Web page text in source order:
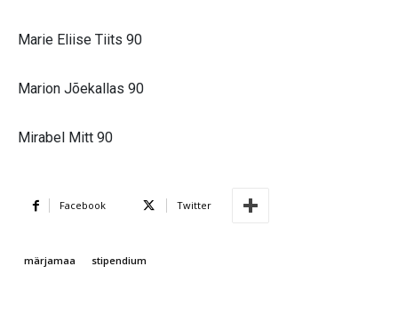
Marie Eliise Tiits 90
Marion Jõekallas 90
Mirabel Mitt 90
Facebook Twitter
märjamaa stipendium